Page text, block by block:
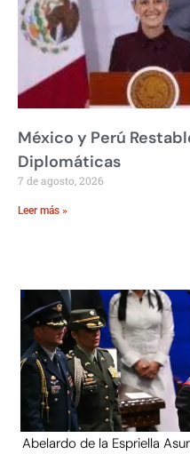
México y Perú
Diplomáticas
7 de agosto, 2026
Leer más »
Abelardo de la Espriella